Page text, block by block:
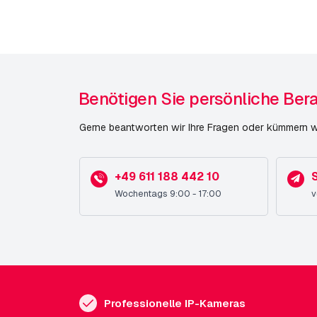
Verschiedenes
Veröffentlichungsdatum
Benötigen Sie persönliche
Gerne beantworten wir Ihre Fragen oder kümmern
+49 611 188 442 10
Wochentags 9:00 - 17:00
Professionelle IP-Kameras